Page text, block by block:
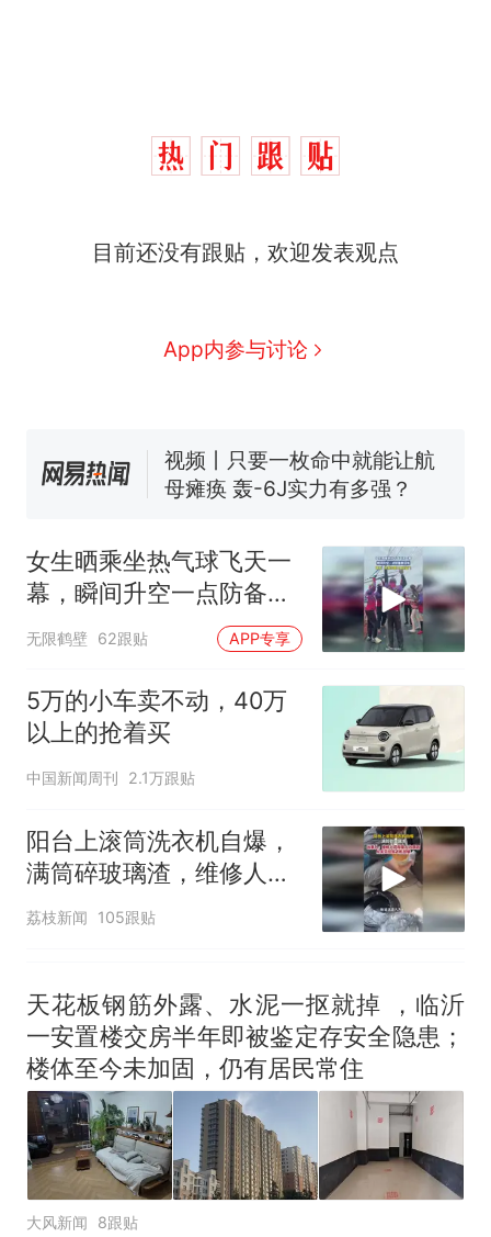
目前还没有跟贴，欢迎发表观点
App内参与讨论
全部作废，公平么？
国大使骑行绕了几乎整个国境
线一圈，还曾两次到中国寻根
5万的小车卖不动，40万以上
的抢着买
视频丨只要一枚命中就能让航
母瘫痪 轰-6J实力有多强？
1千斤稻谷
热
十多万人报名的考试，成绩
全部作废，公平么？
女生晒乘坐热气球飞天一
幕，瞬间升空一点防备都
没有
无限鹤壁 62跟贴 APP专享
5万的小车卖不动，40万
以上的抢着买
中国新闻周刊 2.1万跟贴
阳台上滚筒洗衣机自爆，
满筒碎玻璃渣，维修人员
称是人为原因，从未见过
荔枝新闻 105跟贴
天花板钢筋外露、水泥一抠就掉 ，临沂
一安置楼交房半年即被鉴定存安全隐患；
楼体至今未加固，仍有居民常住
大风新闻 8跟贴